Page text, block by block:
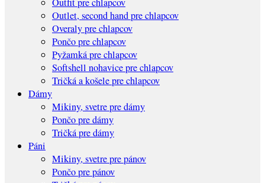
Outlet, second hand pre chlapcov
Overaly pre chlapcov
Pončo pre chlapcov
Pyžamká pre chlapcov
Softshell nohavice pre chlapcov
Tričká a košele pre chlapcov
Dámy
Mikiny, svetre pre dámy
Pončo pre dámy
Tričká pre dámy
Páni
Mikiny, svetre pre pánov
Pončo pre pánov